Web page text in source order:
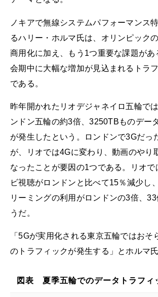
ノキアで無線システムパフォーマンス
るハリー・ホルマ氏は、オリンピック
商用化に加え、もう1つ重要な課題があ
会期中に大幅な増加が見込まれるトラ
である。
昨年開かれたリオデジャネイロ五輪で
ンドン五輪の約3倍、3250TBものデー
が発生したという。ロンドンで3Gだっ
が、リオでは4Gに変わり、動画のやり
なったことが要因の1つである。リオで
ビ視聴がロンドンと比べて15％減少し
リーミングの利用がロンドンの3倍、
うだ。
「5Gが実用化される東京五輪ではおそ
のトラフィックが発生する」とホルマ
図表 夏季五輪でのデータトラフィ